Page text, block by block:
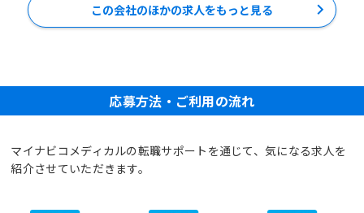
この会社のほかの求人をもっと見る
応募方法・ご利用の流れ
マイナビコメディカルの転職サポートを通じて、気になる求人を
紹介させていただきます。